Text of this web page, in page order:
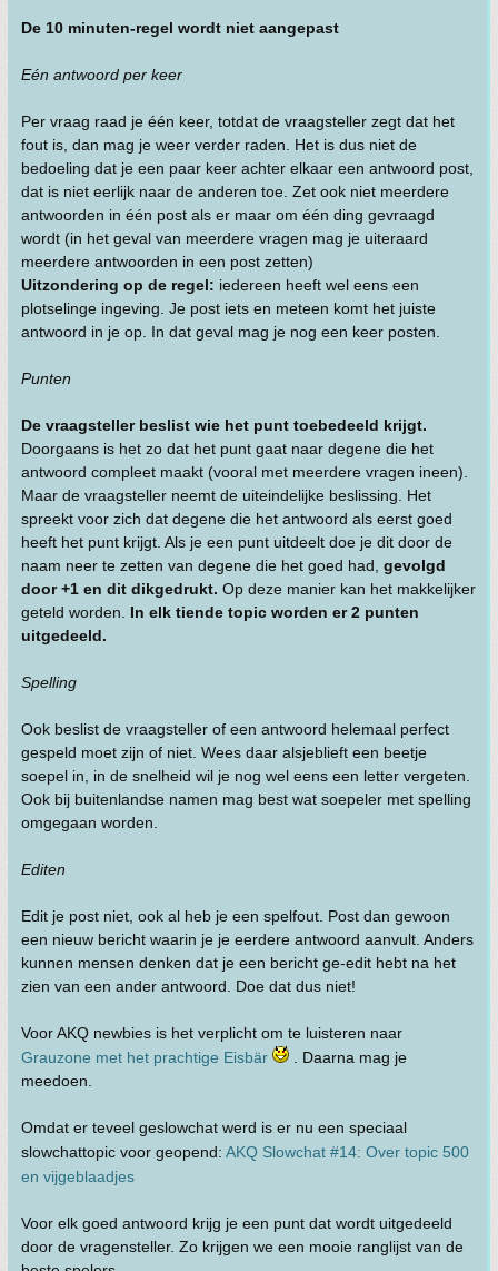
De 10 minuten-regel wordt niet aangepast
Eén antwoord per keer
Per vraag raad je één keer, totdat de vraagsteller zegt dat het
fout is, dan mag je weer verder raden. Het is dus niet de
bedoeling dat je een paar keer achter elkaar een antwoord post,
dat is niet eerlijk naar de anderen toe. Zet ook niet meerdere
antwoorden in één post als er maar om één ding gevraagd
wordt (in het geval van meerdere vragen mag je uiteraard
meerdere antwoorden in een post zetten)
Uitzondering op de regel: iedereen heeft wel eens een
plotselinge ingeving. Je post iets en meteen komt het juiste
antwoord in je op. In dat geval mag je nog een keer posten.
Punten
De vraagsteller beslist wie het punt toebedeeld krijgt.
Doorgaans is het zo dat het punt gaat naar degene die het
antwoord compleet maakt (vooral met meerdere vragen ineen).
Maar de vraagsteller neemt de uiteindelijke beslissing. Het
spreekt voor zich dat degene die het antwoord als eerst goed
heeft het punt krijgt. Als je een punt uitdeelt doe je dit door de
naam neer te zetten van degene die het goed had, gevolgd
door +1 en dit dikgedrukt. Op deze manier kan het makkelijker
geteld worden.
In elk tiende topic worden er 2 punten
uitgedeeld.
Spelling
Ook beslist de vraagsteller of een antwoord helemaal perfect
gespeld moet zijn of niet. Wees daar alsjeblieft een beetje
soepel in, in de snelheid wil je nog wel eens een letter vergeten.
Ook bij buitenlandse namen mag best wat soepeler met spelling
omgegaan worden.
Editen
Edit je post niet, ook al heb je een spelfout. Post dan gewoon
een nieuw bericht waarin je je eerdere antwoord aanvult. Anders
kunnen mensen denken dat je een bericht ge-edit hebt na het
zien van een ander antwoord. Doe dat dus niet!
Voor AKQ newbies is het verplicht om te luisteren naar
Grauzone met het prachtige Eisbär
. Daarna mag je
meedoen.
Omdat er teveel geslowchat werd is er nu een speciaal
slowchattopic voor geopend: AKQ Slowchat #14: Over topic 500
en vijgeblaadjes
Voor elk goed antwoord krijg je een punt dat wordt uitgedeeld
door de vragensteller. Zo krijgen we een mooie ranglijst van de